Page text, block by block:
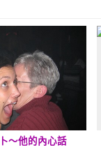
～他的內心話